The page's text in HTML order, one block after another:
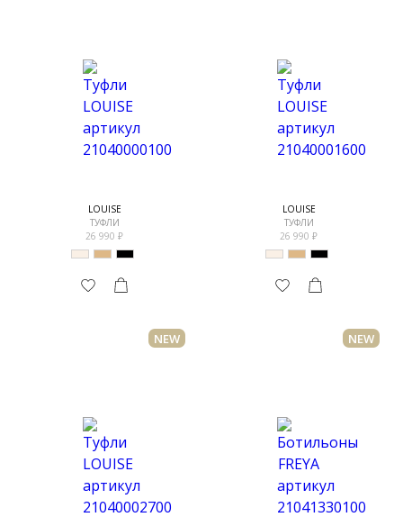
LOUISE
ТУФЛИ
26 990
LOUISE
ТУФЛИ
26 990
NEW NEW